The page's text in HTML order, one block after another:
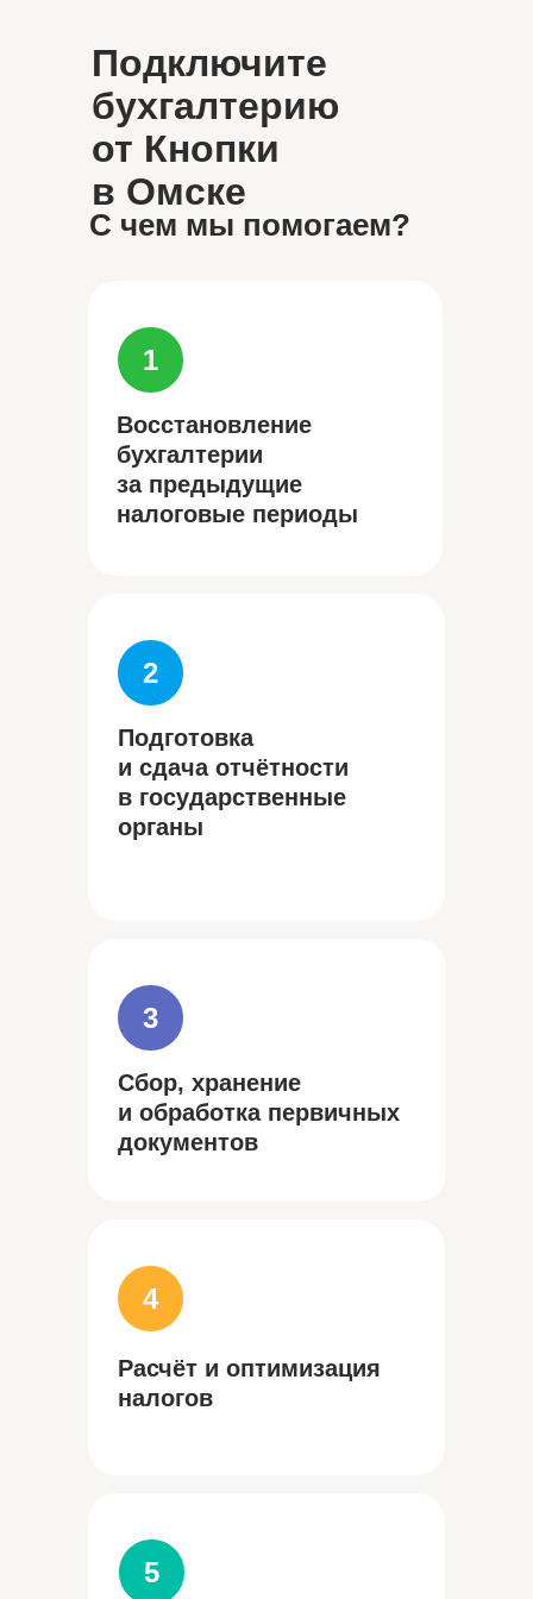
Подключите
бухгалтерию
от Кнопки
в Омске
Подготовка
и сдача отчётности
в государственные
органы
2
Восстановление
бухгалтерии
за предыдущие
налоговые периоды
1
5
Расчёт и оптимизация
налогов
4
Сбор, хранение
и обработка первичных
документов
3
С чем мы помогаем?